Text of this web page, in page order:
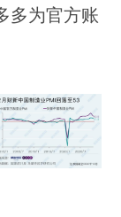
多为官方账